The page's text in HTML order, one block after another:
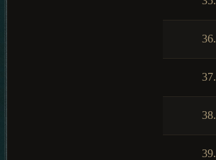
36.
37.
38.
39.